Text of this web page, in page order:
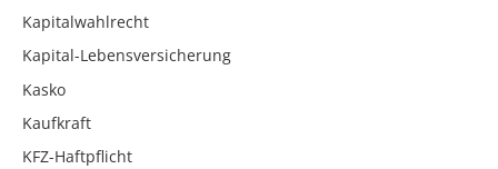
Kapitalwahlrecht
Kapital-Lebensversicherung
Kasko
Kaufkraft
KFZ-Haftpflicht